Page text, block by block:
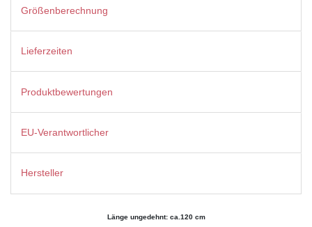
Größenberechnung
Lieferzeiten
Produktbewertungen
EU-Verantwortlicher
Hersteller
Länge ungedehnt: ca.120 cm